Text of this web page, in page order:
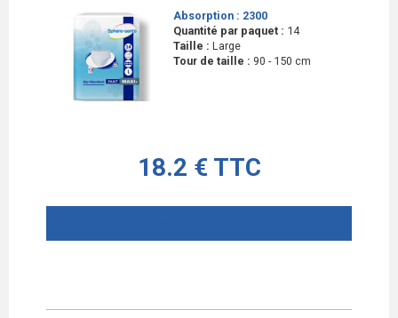
Absorption : 2300
Quantité par paquet : 14
Taille : Large
Tour de taille : 90 - 150 cm
18.2 € TTC